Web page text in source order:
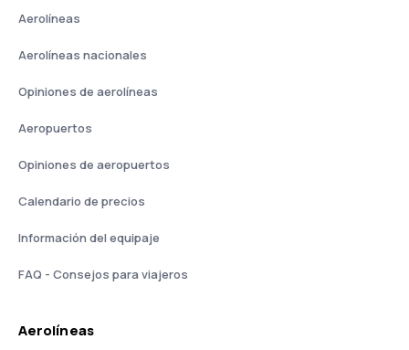
Aerolíneas
Aerolíneas nacionales
Opiniones de aerolíneas
Aeropuertos
Opiniones de aeropuertos
Calendario de precios
Información del equipaje
FAQ - Consejos para viajeros
Aerolíneas